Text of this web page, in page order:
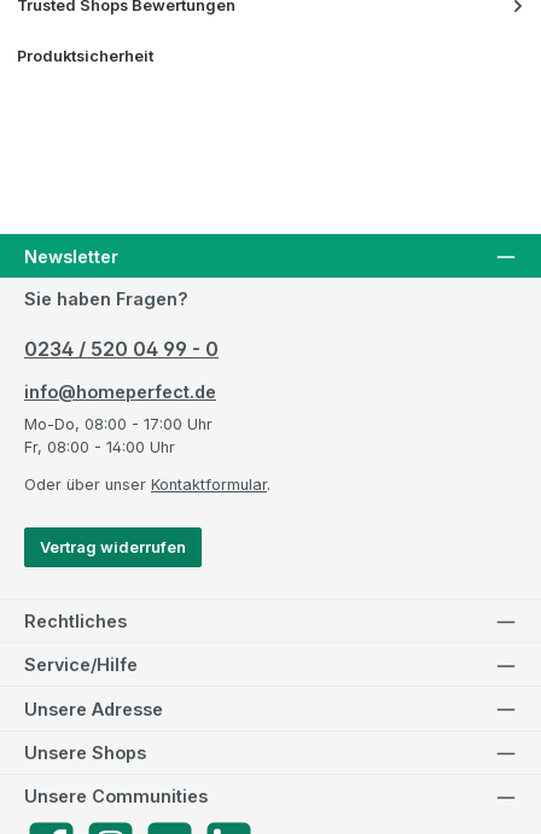
Trusted Shops Bewertungen
Produktsicherheit
Newsletter
Sie haben Fragen?
0234 / 520 04 99 - 0
info@homeperfect.de
Mo-Do, 08:00 - 17:00 Uhr
Fr, 08:00 - 14:00 Uhr
Oder über unser Kontaktformular.
Vertrag widerrufen
Rechtliches
Service/Hilfe
Unsere Adresse
Unsere Communities
Unsere Shops